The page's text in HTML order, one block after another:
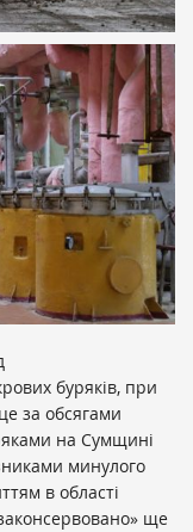
буряків, при
за обсягами
на Сумщині
минулого
в області
ще